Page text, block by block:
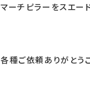
マーチピラーをスエー
各種ご依頼ありがとう